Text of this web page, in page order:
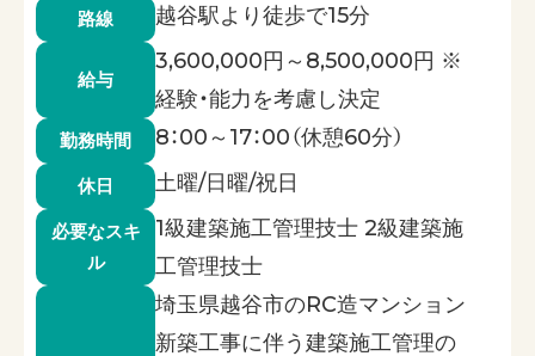
路線 越谷駅より徒歩で15分
給与
3,600,000円～8,500,000円 ※
経験・能力を考慮し決定
勤務時間 8：00～17：00（休憩60分）
休日 土曜/日曜/祝日
必要なスキ
ル
1級建築施工管理技士 2級建築施
工管理技士
埼玉県越谷市のRC造マンション
新築工事に伴う建築施工管理の